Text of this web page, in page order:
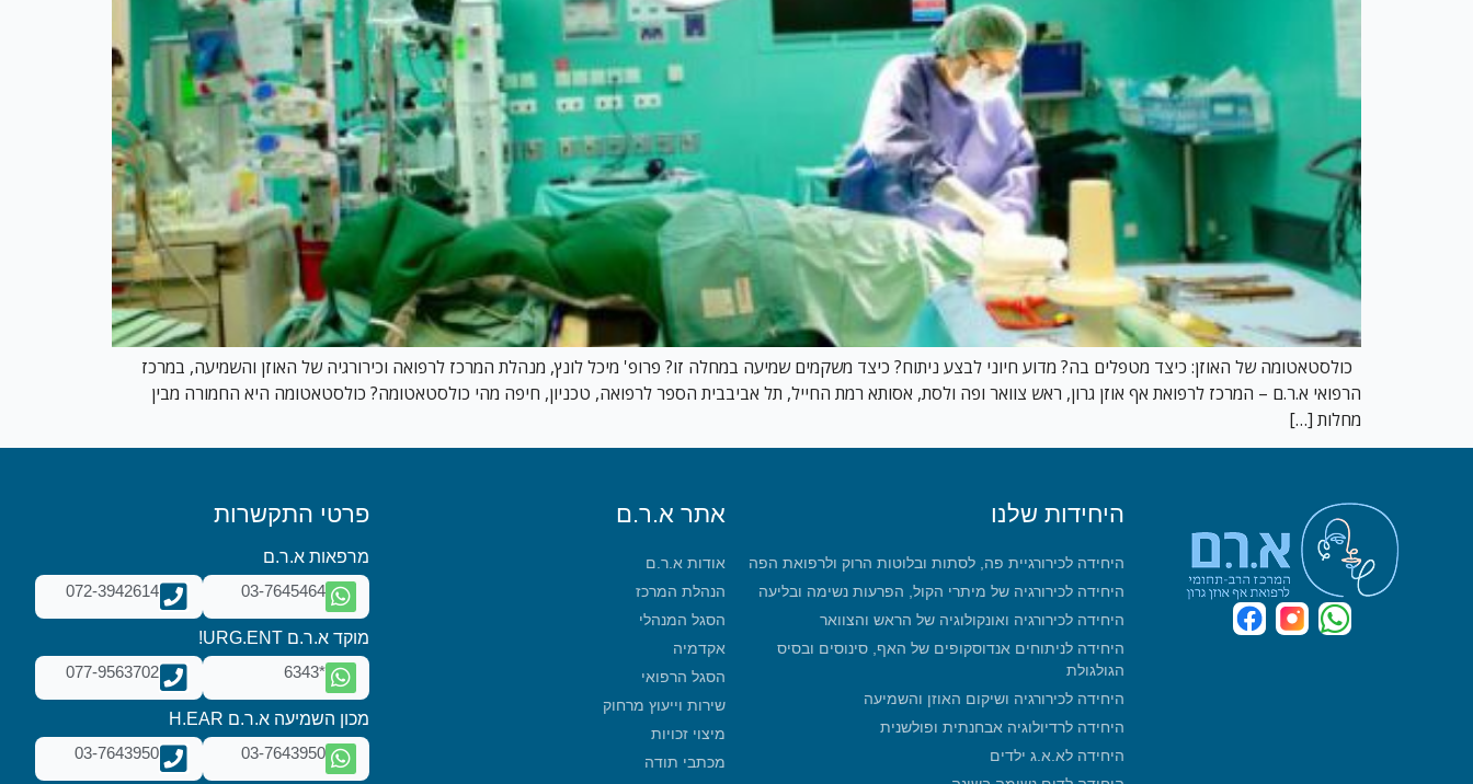
כולסטאטומה של האוזן: כיצד מטפלים בה? מדוע חיוני לבצע ניתוח? כיצד משקמים שמיעה במחלה זו? פרופ' מיכל לונץ, מנהלת המרכז לרפואה וכירורגיה של האוזן והשמיעה, במרכז
הרפואי א.ר.ם – המרכז לרפואת אף אוזן גרון, ראש צוואר ופה ולסת, אסותא רמת החייל, תל אביבבית הספר לרפואה, טכניון, חיפה מהי כולסטאטומה? כולסטאטומה היא החמורה מבין
מחלות […]
היחידות שלנו
היחידה לכירורגיית פה, לסתות ובלוטות הרוק ולרפואת הפה
היחידה לכירורגיה של מיתרי הקול, הפרעות נשימה ובליעה
היחידה לכירורגיה ואונקולוגיה של הראש והצוואר
היחידה לניתוחים אנדוסקופים של האף, סינוסים ובסיס
הגולגולת
היחידה לכירורגיה ושיקום האוזן והשמיעה
היחידה לרדיולוגיה אבחנתית ופולשנית
היחידה לא.א.ג ילדים
אתר א.ר.ם
אודות א.ר.ם
הנהלת המרכז
הסגל המנהלי
אקדמיה
הסגל הרפואי
שירות וייעוץ מרחוק
מיצוי זכויות
מכתבי תודה
פרטי התקשרות
מרפאות א.ר.ם
03-7645464
072-3942614
מוקד א.ר.ם URG.ENT!
*6343
077-9563702
מכון השמיעה א.ר.ם H.EAR
03-7643950
03-7643950